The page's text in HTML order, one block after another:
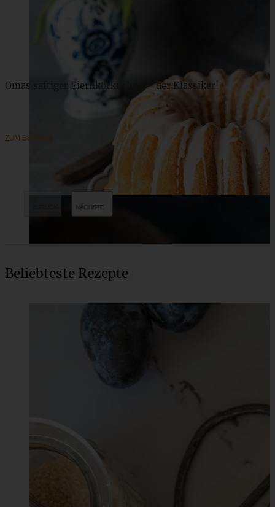
Omas saftiger Eierlikörkuchen – der Klassiker!
ZUM BEITRAG
Eierlikör-Marmorkuchen – locker und lecker
Beliebteste Rezepte